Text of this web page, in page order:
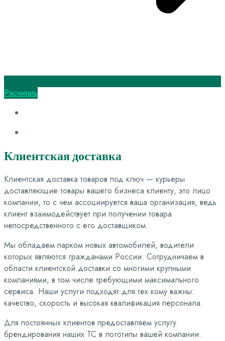
Расчитать
Клиентскаядоставка
Клиентская доставка товаров под ключ — курьеры
доставляющие товары вашего бизнеса клиенту, это лицо
компании, то с чем ассоциируется ваша организация, ведь
клиент взаимодействует при получении товара
непосредственного с его доставщиком.
Мы обладаем парком новых автомобилей, водители
которых являются гражданами России. Сотрудничаем в
области клиентской доставки со многими крупными
компаниями, в том числе требующими максимального
сервиса. Наши услуги подходят для тех кому важны:
качество, скорость и высокая квалификация персонала.
Для постоянных клиентов предоставляем услугу
брендирования наших ТС в логотипы вашей компании.